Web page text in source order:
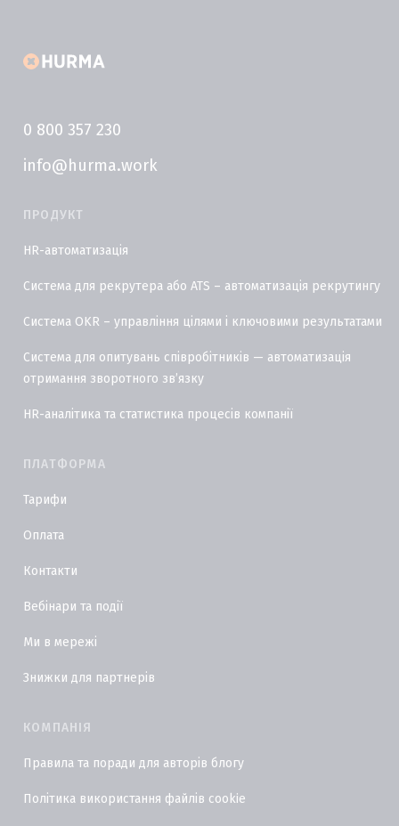
0 800 357 230
info@hurma.work
ПРОДУКТ
HR-автоматизація
Система для рекрутера або ATS – автоматизація рекрутингу
Система OKR – управління цілями і ключовими результатами
Система для опитувань співробітників — автоматизація
отримання зворотного звʼязку
HR-аналітика та статистика процесів компанії
ПЛАТФОРМА
Тарифи
Оплата
Контакти
Вебінари та події
Ми в мережі
Знижки для партнерів
КОМПАНІЯ
Правила та поради для авторів блогу
Політика використання файлів cookie